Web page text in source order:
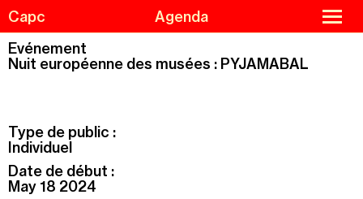
to
main
content
Capc Agenda
close
menu
de
navigation
Guided tours and workshops
Capc Kids
Collections
Evénement
Nuit européenne des musées : PYJAMABAL
Type de public :
Individuel
Date de début :
May 18 2024